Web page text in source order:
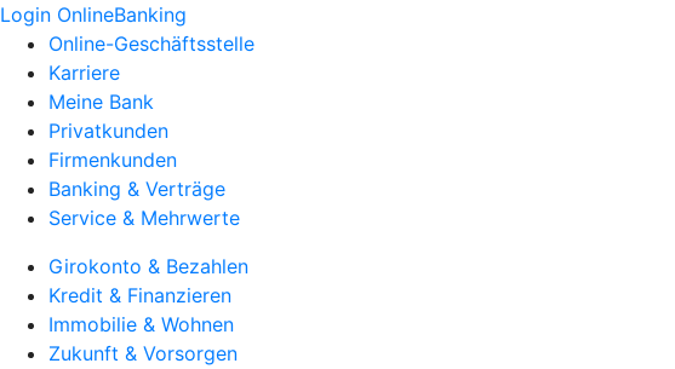
Login OnlineBanking
Online-Geschäftsstelle
Karriere
Meine Bank
Privatkunden
Firmenkunden
Banking & Verträge
Service & Mehrwerte
Girokonto & Bezahlen
Kredit & Finanzieren
Immobilie & Wohnen
Zukunft & Vorsorgen